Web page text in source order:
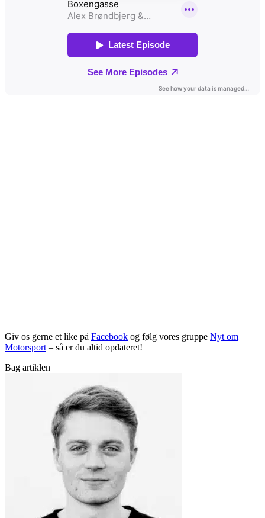
Giv os gerne et like på Facebook og følg vores gruppe Nyt om
Motorsport– så er du altid opdateret!
Bag artiklen